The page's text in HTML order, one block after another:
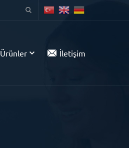
Ürünler İletişim